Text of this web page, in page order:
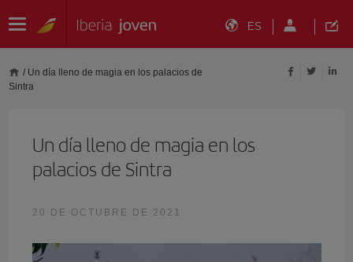
ES
/ Un día lleno de magia en los palacios de
Sintra
Un día lleno de magia en los
palacios de Sintra
20 DE OCTUBRE DE 2021